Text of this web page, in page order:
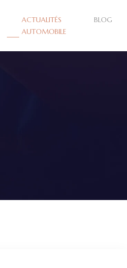
ACTUALITÉS
AUTOMOBILE
BLOG